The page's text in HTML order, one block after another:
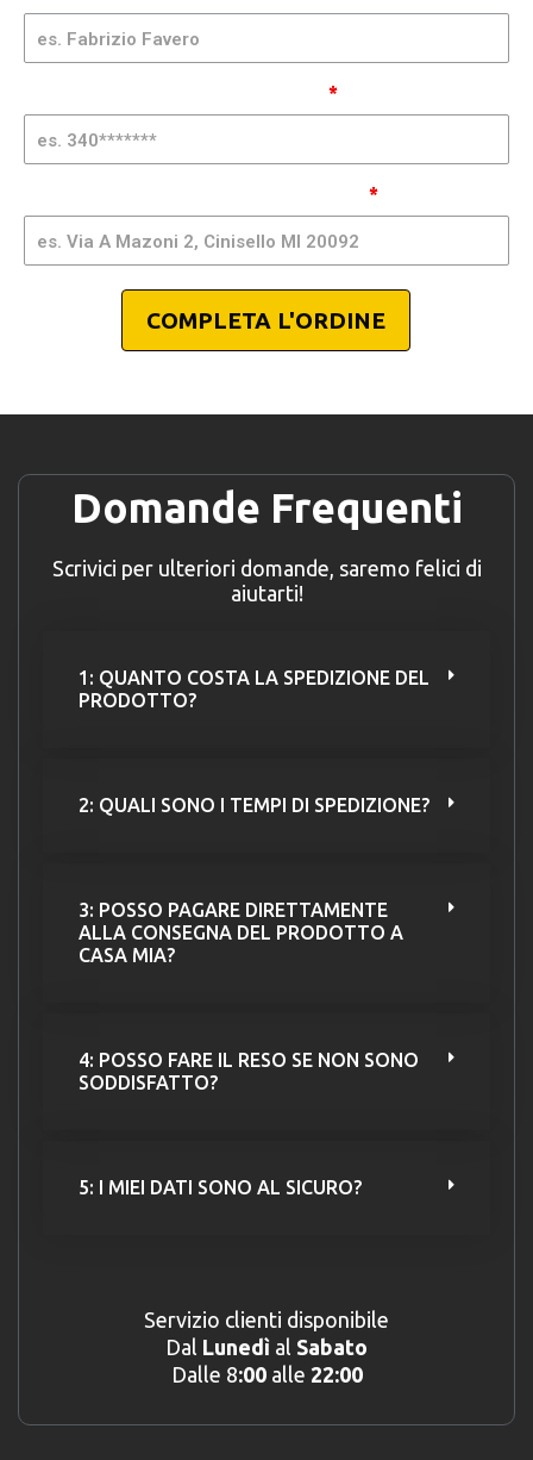
Elettrico -
GQMIA | AI20
*
*
COMPLETA L'ORDINE
Domande Frequenti
Scrivici per ulteriori domande, saremo felici di
aiutarti!
1: QUANTO COSTA LA SPEDIZIONE DEL
PRODOTTO?
2: QUALI SONO I TEMPI DI SPEDIZIONE?
3: POSSO PAGARE DIRETTAMENTE
ALLA CONSEGNA DEL PRODOTTO A
CASA MIA?
4: POSSO FARE IL RESO SE NON SONO
SODDISFATTO?
5: I MIEI DATI SONO AL SICURO?
Servizio clienti disponibile
Dal Lunedì al Sabato
Dalle 8:00alle 22:00